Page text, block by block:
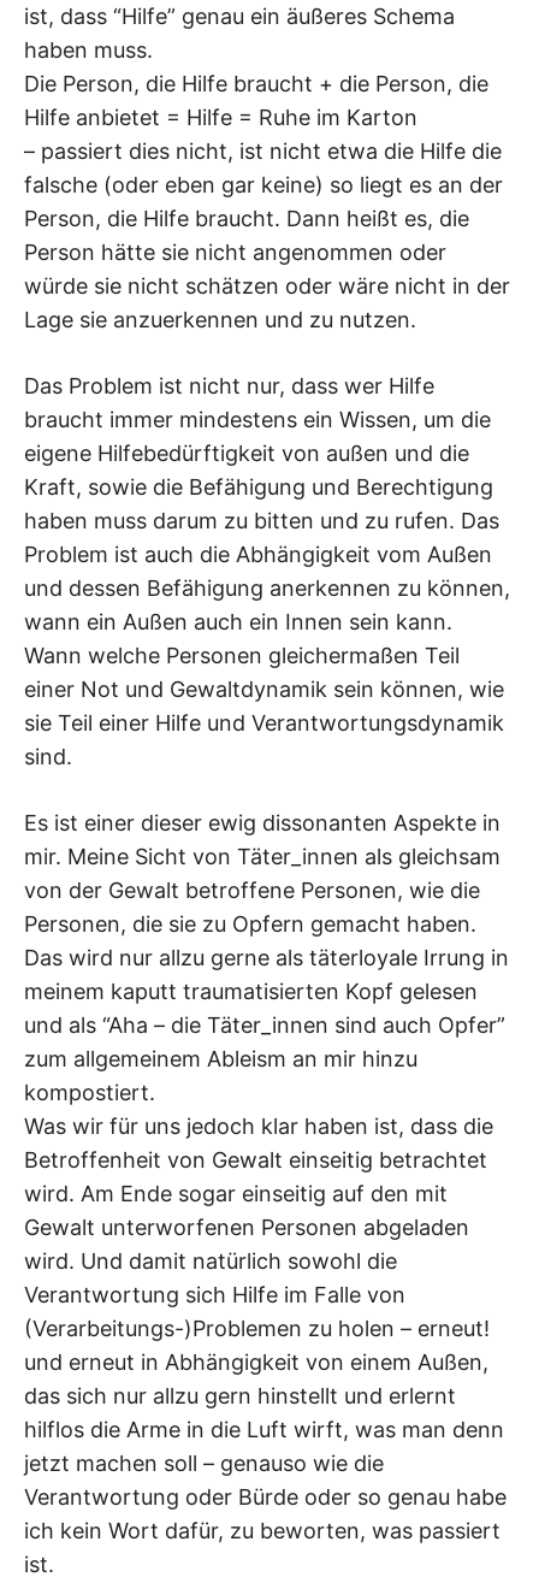
ist, dass “Hilfe” genau ein äußeres Schema
haben muss.
Die Person, die Hilfe braucht + die Person, die
Hilfe anbietet = Hilfe = Ruhe im Karton
– passiert dies nicht, ist nicht etwa die Hilfe die
falsche (oder eben gar keine) so liegt es an der
Person, die Hilfe braucht. Dann heißt es, die
Person hätte sie nicht angenommen oder
würde sie nicht schätzen oder wäre nicht in der
Lage sie anzuerkennen und zu nutzen.
Das Problem ist nicht nur, dass wer Hilfe
braucht immer mindestens ein Wissen, um die
eigene Hilfebedürftigkeit von außen und die
Kraft, sowie die Befähigung und Berechtigung
haben muss darum zu bitten und zu rufen. Das
Problem ist auch die Abhängigkeit vom Außen
und dessen Befähigung anerkennen zu können,
wann ein Außen auch ein Innen sein kann.
Wann welche Personen gleichermaßen Teil
einer Not und Gewaltdynamik sein können, wie
sie Teil einer Hilfe und Verantwortungsdynamik
sind.
Es ist einer dieser ewig dissonanten Aspekte in
mir. Meine Sicht von Täter_innen als gleichsam
von der Gewalt betroffene Personen, wie die
Personen, die sie zu Opfern gemacht haben.
Das wird nur allzu gerne als täterloyale Irrung in
meinem kaputt traumatisierten Kopf gelesen
und als “Aha – die Täter_innen sind auch Opfer”
zum allgemeinem Ableism an mir hinzu
kompostiert.
Was wir für uns jedoch klar haben ist, dass die
Betroffenheit von Gewalt einseitig betrachtet
wird. Am Ende sogar einseitig auf den mit
Gewalt unterworfenen Personen abgeladen
wird. Und damit natürlich sowohl die
Verantwortung sich Hilfe im Falle von
(Verarbeitungs-)Problemen zu holen – erneut!
und erneut in Abhängigkeit von einem Außen,
das sich nur allzu gern hinstellt und erlernt
hilflos die Arme in die Luft wirft, was man denn
jetzt machen soll – genauso wie die
Verantwortung oder Bürde oder so genau habe
ich kein Wort dafür, zu beworten, was passiert
ist.